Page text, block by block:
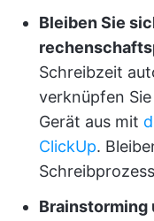
Bleiben Sie
Schreibzeit
verknüpfen
Gerät aus mit
ClickUp.
Brainstorming